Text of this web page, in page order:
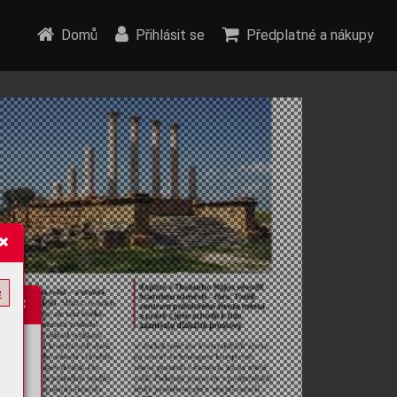
Domů Přihlásit se Předplatné a nákupy